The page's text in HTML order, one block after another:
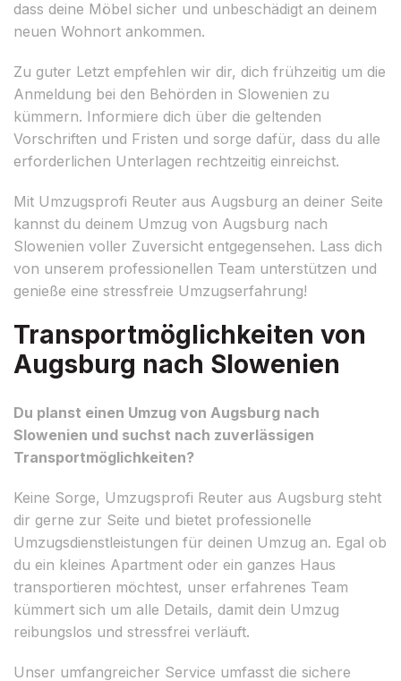
dass deine Möbel sicher und unbeschädigt an deinem
neuen Wohnort ankommen.
Zu guter Letzt empfehlen wir dir, dich frühzeitig um die
Anmeldung bei den Behörden in Slowenien zu
kümmern. Informiere dich über die geltenden
Vorschriften und Fristen und sorge dafür, dass du alle
erforderlichen Unterlagen rechtzeitig einreichst.
Mit Umzugsprofi Reuter aus Augsburg an deiner Seite
kannst du deinem Umzug von Augsburg nach
Slowenien voller Zuversicht entgegensehen. Lass dich
von unserem professionellen Team unterstützen und
genieße eine stressfreie Umzugserfahrung!
Transportmöglichkeiten von
Augsburg nach Slowenien
Du planst einen Umzug von Augsburg nach
Slowenien und suchst nach zuverlässigen
Transportmöglichkeiten?
Keine Sorge, Umzugsprofi Reuter aus Augsburg steht
dir gerne zur Seite und bietet professionelle
Umzugsdienstleistungen für deinen Umzug an. Egal ob
du ein kleines Apartment oder ein ganzes Haus
transportieren möchtest, unser erfahrenes Team
kümmert sich um alle Details, damit dein Umzug
reibungslos und stressfrei verläuft.
Unser umfangreicher Service umfasst die sichere